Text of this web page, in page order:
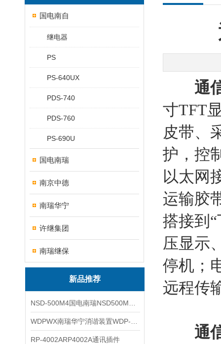
国电南自
继电器
PS
PS-640UX
PDS-740
PDS-760
PS-690U
国电南瑞
南京中德
南瑞华宁
许继集团
南瑞继保
新品推荐
RP-4002ARP4002A通讯插件
通
寸TFT
皮带、
护，控
以太网
运输胶
搭接到
压显示
停机；
远程传
通